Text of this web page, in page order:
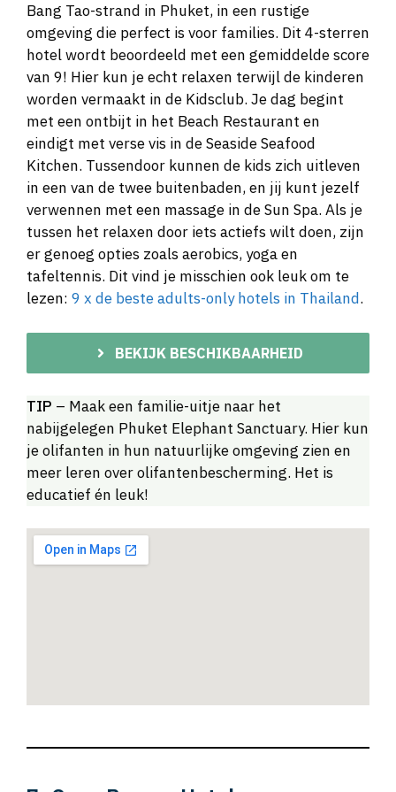
Bang Tao-strand in Phuket, in een rustige
omgeving die perfect is voor families. Dit 4-sterren
hotel wordt beoordeeld met een gemiddelde score
van 9! Hier kun je echt relaxen terwijl de kinderen
worden vermaakt in de Kidsclub. Je dag begint
met een ontbijt in het Beach Restaurant en
eindigt met verse vis in de Seaside Seafood
Kitchen. Tussendoor kunnen de kids zich uitleven
in een van de twee buitenbaden, en jij kunt jezelf
verwennen met een massage in de Sun Spa. Als je
tussen het relaxen door iets actiefs wilt doen, zijn
er genoeg opties zoals aerobics, yoga en
tafeltennis. Dit vind je misschien ook leuk om te
lezen: 9 x de beste adults-only hotels in Thailand.
BEKIJK BESCHIKBAARHEID
TIP – Maak een familie-uitje naar het
nabijgelegen Phuket Elephant Sanctuary. Hier kun
je olifanten in hun natuurlijke omgeving zien en
meer leren over olifantenbescherming. Het is
educatief én leuk!